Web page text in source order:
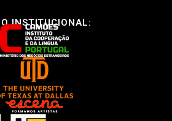
INSTITUCIONAL: